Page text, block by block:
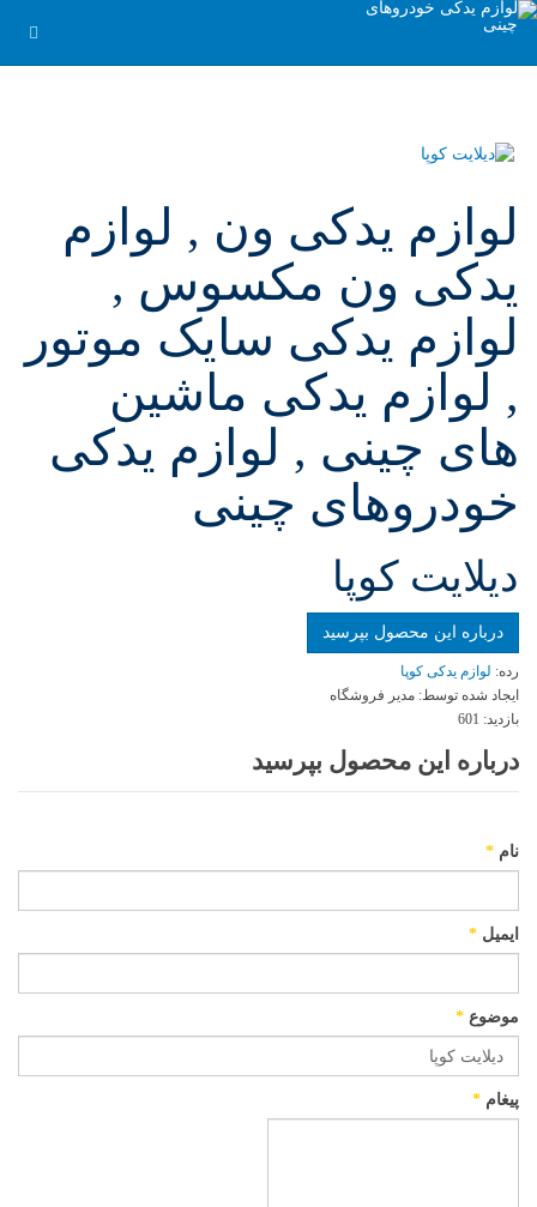
لوازم یدکی ون , لوازم
یدکی ون مکسوس ,
لوازم یدکی سایک موتور
, لوازم یدکی ماشین
های چینی , لوازم یدکی
خودروهای چینی
دیلایت کوپا
درباره این محصول بپرسید
رده: لوازم یدکی کوپا
ایجاد شده توسط: مدیر فروشگاه
بازدید: 601
درباره این محصول بپرسید
نام *
ایمیل *
موضوع *
پیغام *